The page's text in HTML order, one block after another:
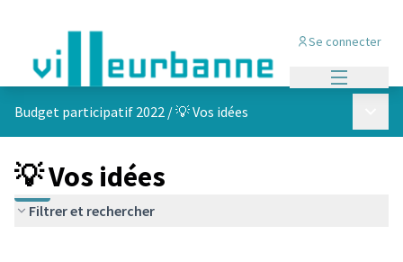
Se connecter
Budget participatif 2022 /💡 Vos idées
💡 Vos idées
Filtrer et rechercher